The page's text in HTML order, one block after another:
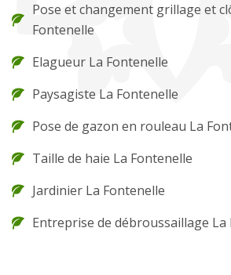
Pose et changement grillage et
Fontenelle
Elagueur La Fontenelle
Paysagiste La Fontenelle
Pose de gazon en rouleau La
Taille de haie La Fontenelle
Jardinier La Fontenelle
Entreprise de débroussaillage La